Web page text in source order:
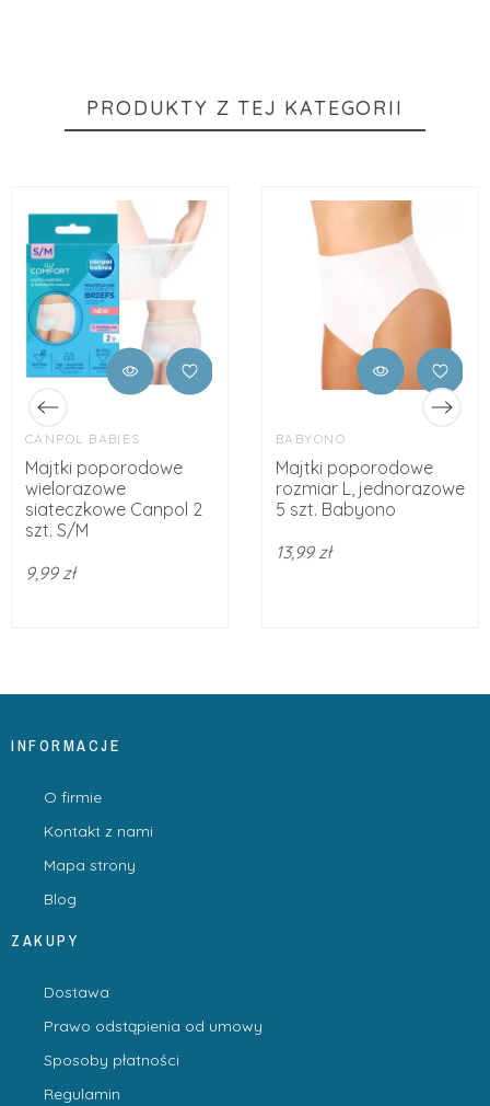
PRODUKTY Z TEJ KATEGORII
CANPOL BABIES
Majtki poporodowe
wielorazowe
siateczkowe Canpol 2
szt. S/M
9,99 zł
BABYONO
Majtki poporodowe
rozmiar L, jednorazowe
5 szt. Babyono
13,99 zł
INFORMACJE
O firmie
Kontakt z nami
Mapa strony
Blog
ZAKUPY
Dostawa
Prawo odstąpienia od umowy
Sposoby płatności
Regulamin